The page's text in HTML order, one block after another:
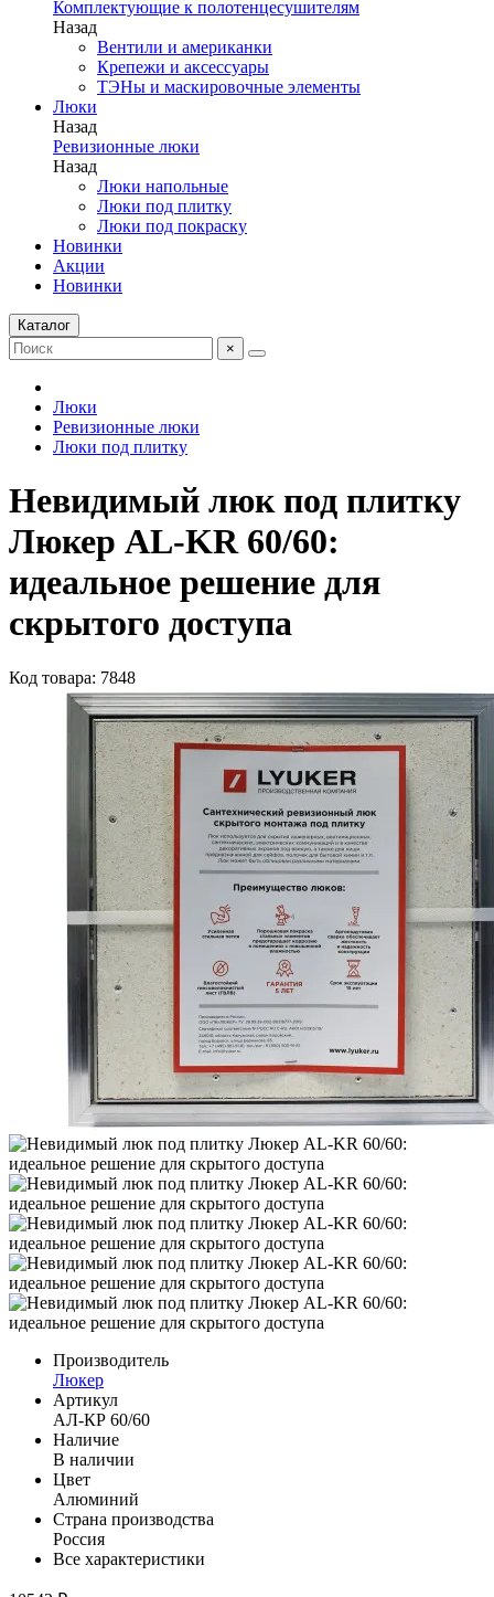
Комплектующие к полотенцесушителям
Назад
Вентили и американки
Крепежи и аксессуары
ТЭНы и маскировочные элементы
Люки
Назад
Ревизионные люки
Назад
Люки напольные
Люки под плитку
Люки под покраску
Новинки
Акции
Новинки
Каталог
×
Люки
Ревизионные люки
Люки под плитку
Невидимый люк под плитку
Люкер AL-KR 60/60:
идеальное решение для
скрытого доступа
Код товара: 7848
Производитель
Люкер
Артикул
АЛ-КР 60/60
Наличие
В наличии
Цвет
Алюминий
Страна производства
Россия
Все характеристики